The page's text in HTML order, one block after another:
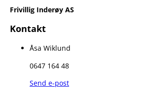
Frivillig Inderøy AS
Kontakt
Åsa Wiklund
0647 164 48
Send e-post